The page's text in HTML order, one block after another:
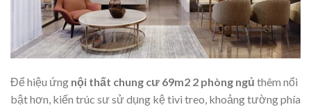
Để hiệu ứng nội thất chung cư 69m2 2 phòng ngủ thêm nổi
bật hơn, kiến trúc sư sử dụng kệ tivi treo, khoảng tường phía